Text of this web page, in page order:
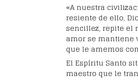
«A nuestra
resiente de ello,
sencillez, repite el
amor se mantiene
que le amemos
El Espíritu Santo
maestro que le